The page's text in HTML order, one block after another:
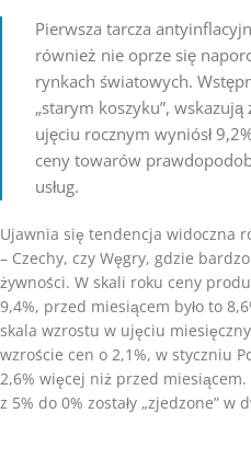
Pierwsza tarcza
również nie oprze się
rynkach światowych.
„starym koszyku”,
ujęciu rocznym wyniósł
ceny towarów
usług.
Ujawnia się tendencja widoczna
– Czechy, czy Węgry, gdzie
żywności. W skali roku ceny
9,4%, przed miesiącem było to
skala wzrostu w ujęciu
wzroście cen o 2,1%, w styczniu
2,6% więcej niż przed
z 5% do 0% zostały „zjedzone” w